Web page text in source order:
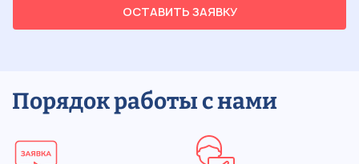
ОСТАВИТЬ ЗАЯВКУ
Порядок работы с нами